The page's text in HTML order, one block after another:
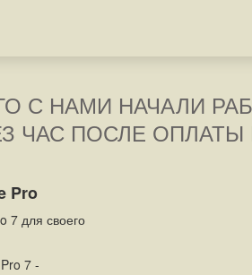
С НАМИ НАЧАЛИ
ЧАС ПОСЛЕ ОПЛАТЫ
Pro
7 для своего
7 -